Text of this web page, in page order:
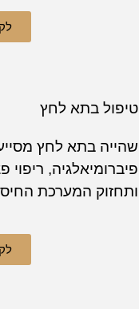
טיפול בתא לחץ
שהייה בתא לחץ
פיברומיאלגיה, ריפוי
ותחזוק המערכת